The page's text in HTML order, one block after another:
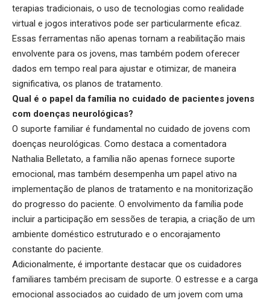
terapias tradicionais, o uso de tecnologias como realidade
virtual e jogos interativos pode ser particularmente eficaz.
Essas ferramentas não apenas tornam a reabilitação mais
envolvente para os jovens, mas também podem oferecer
dados em tempo real para ajustar e otimizar, de maneira
significativa, os planos de tratamento.
Qual é o papel da família no cuidado de pacientes jovens
com doenças neurológicas?
O suporte familiar é fundamental no cuidado de jovens com
doenças neurológicas. Como destaca a comentadora
Nathalia Belletato, a família não apenas fornece suporte
emocional, mas também desempenha um papel ativo na
implementação de planos de tratamento e na monitorização
do progresso do paciente. O envolvimento da família pode
incluir a participação em sessões de terapia, a criação de um
ambiente doméstico estruturado e o encorajamento
constante do paciente.
Adicionalmente, é importante destacar que os cuidadores
familiares também precisam de suporte. O estresse e a carga
emocional associados ao cuidado de um jovem com uma